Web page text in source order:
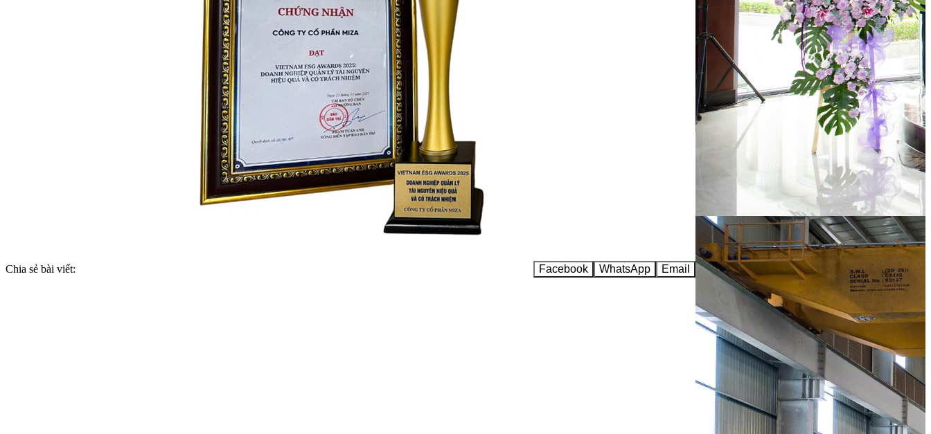
Chia sẻ bài viết: Facebook WhatsApp Email